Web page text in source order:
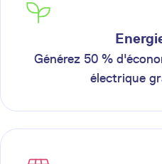
Générez 50 %
électrique